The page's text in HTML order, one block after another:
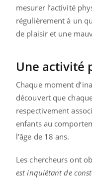
mesurer l’activité
régulièrement à un
de plaisir et une
Une activité
Chaque moment
découvert que
respectivement
enfants au
l'âge de 18 ans.
Les chercheurs ont
est inquiétant de